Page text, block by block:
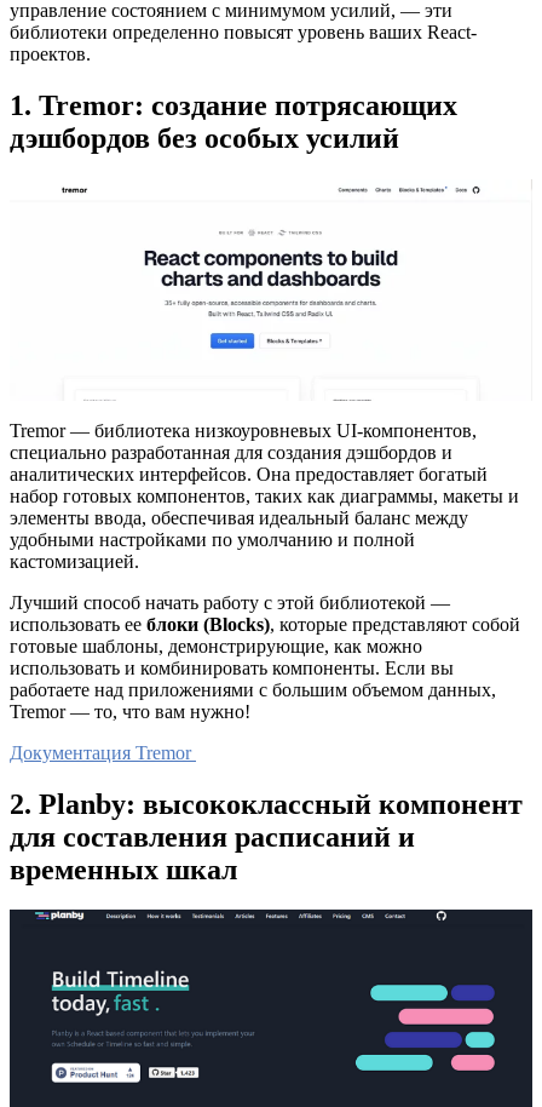
управление состоянием с минимумом усилий, — эти
библиотеки определенно повысят уровень ваших React-
проектов.
1. Tremor: создание потрясающих
дэшбордов без особых усилий
Tremor — библиотека низкоуровневых UI-компонентов,
специально разработанная для создания дэшбордов и
аналитических интерфейсов. Она предоставляет богатый
набор готовых компонентов, таких как диаграммы, макеты и
элементы ввода, обеспечивая идеальный баланс между
удобными настройками по умолчанию и полной
кастомизацией.
Лучший способ начать работу с этой библиотекой —
использовать ее блоки (Blocks), которые представляют собой
готовые шаблоны, демонстрирующие, как можно
использовать и комбинировать компоненты. Если вы
работаете над приложениями с большим объемом данных,
Tremor — то, что вам нужно!
Документация Tremor
2. Planby: высококлассный компонент
для составления расписаний и
временных шкал